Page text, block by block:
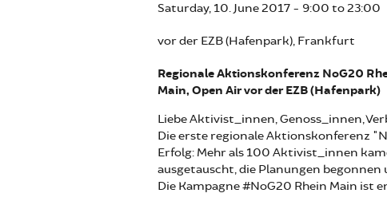
Saturday, 10. June 2017 - 9:00 to23:00
vor der EZB (Hafenpark), Frankfurt
Regionale Aktionskonferenz NoG20
Main, Open Air vor der EZB (Hafenpark)
Liebe Aktivist_innen, Genoss_innen,
Die erste regionale Aktionskonferenz
Erfolg: Mehr als 100 Aktivist_innen
ausgetauscht, die Planungen
Die Kampagne #NoG20 Rhein Main ist